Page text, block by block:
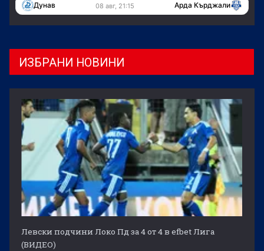
Дунав 08 авг, 21:15 Арда Кърджали
ИЗБРАНИ НОВИНИ
Левски подчини Локо Пд за 4 от 4 в efbet Лига
(ВИДЕО)